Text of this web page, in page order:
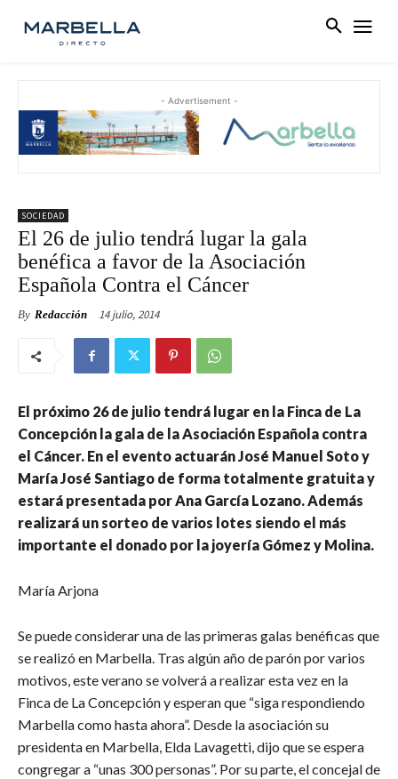
- Advertisement -
SOCIEDAD
El 26 de julio tendrá lugar la gala
benéfica a favor de la Asociación
Española Contra el Cáncer
By Redacción 14 julio, 2014
El próximo 26 de julio tendrá lugar en la Finca de La
Concepción la gala de la Asociación Española contra
el Cáncer. En el evento actuarán José Manuel Soto y
María José Santiago de forma totalmente gratuita y
estará presentada por Ana García Lozano. Además
realizará un sorteo de varios lotes siendo el más
importante el donado por la joyería Gómez y Molina.
María Arjona
Se puede considerar una de las primeras galas benéficas que
se realizó en Marbella. Tras algún año de parón por varios
motivos, este verano se volverá a realizar esta vez en la
Finca de La Concepción y esperan que “siga respondiendo
Marbella como hasta ahora”. Desde la asociación su
presidenta en Marbella, Elda Lavagetti, dijo que se espera
congregar a “unas 300 personas”. Por su parte, el concejal de